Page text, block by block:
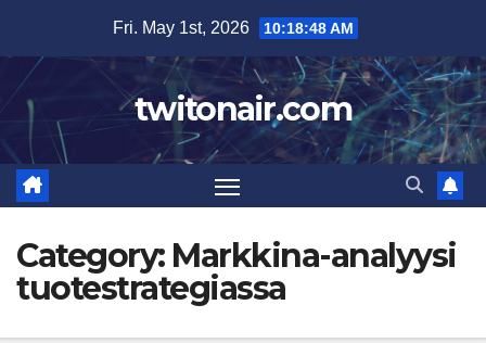
content
Fri. May 1st, 2026 10:18:49 AM
twitonair.com
Category: Markkina-analyysi
tuotestrategiassa